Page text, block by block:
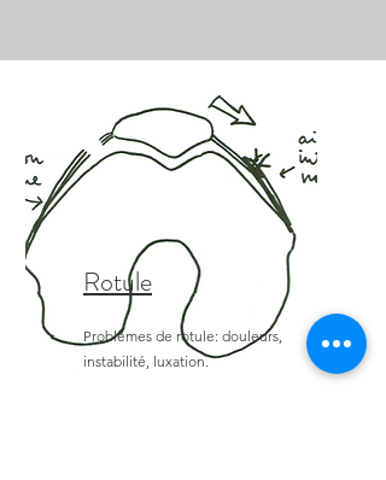
Rotule
Problèmes de rotule: douleurs,
instabilité, luxation.